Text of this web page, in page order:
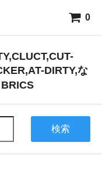
0
DIRTY,な
検索